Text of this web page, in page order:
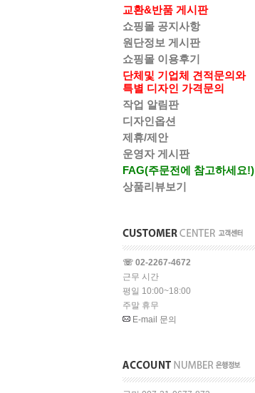
교환&반품 게시판
쇼핑몰 공지사항
원단정보 게시판
쇼핑몰 이용후기
단체및 기업체 견적문의와
특별 디자인 가격문의
작업 알림판
디자인옵션
제휴/제안
운영자 게시판
FAG(주문전에 참고하세요!)
상품리뷰보기
☏ 02-2267-4672
근무 시간
평일 10:00~18:00
주말 휴무
E-mail 문의